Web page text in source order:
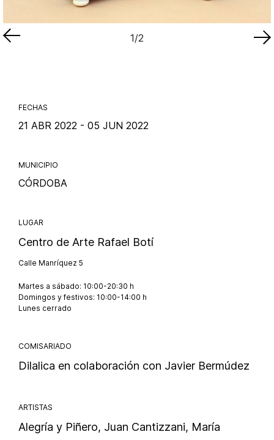
FECHAS
21 ABR 2022 - 05 JUN 2022
MUNICIPIO
CÓRDOBA
LUGAR
Centro de Arte Rafael Botí
Calle Manríquez 5
Martes a sábado: 10:00-20:30 h
Domingos y festivos: 10:00-14:00 h
Lunes cerrado
COMISARIADO
Dilalica en colaboración con Javier Bermúdez
ARTISTAS
Alegría y Piñero, Juan Cantizzani, María
1/2